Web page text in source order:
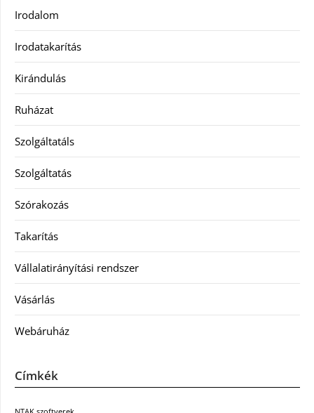
Irodalom
Irodatakarítás
Kirándulás
Ruházat
Szolgáltatáls
Szolgáltatás
Szórakozás
Takarítás
Vállalatirányítási rendszer
Vásárlás
Webáruház
Címkék